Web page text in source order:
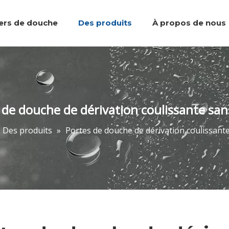
de douche Des produits À propos de nous
douche de dérivation coulissante
Des produits » Portes de douche de dérivation